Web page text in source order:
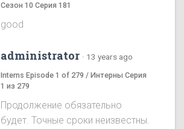
Сезон 10 Серия 181
good
administrator · 13 years ago
Interns Episode 1 of 279 / Интерны Серия
1 из 279
Продолжение обязательно
будет. Точные сроки неизвестны.